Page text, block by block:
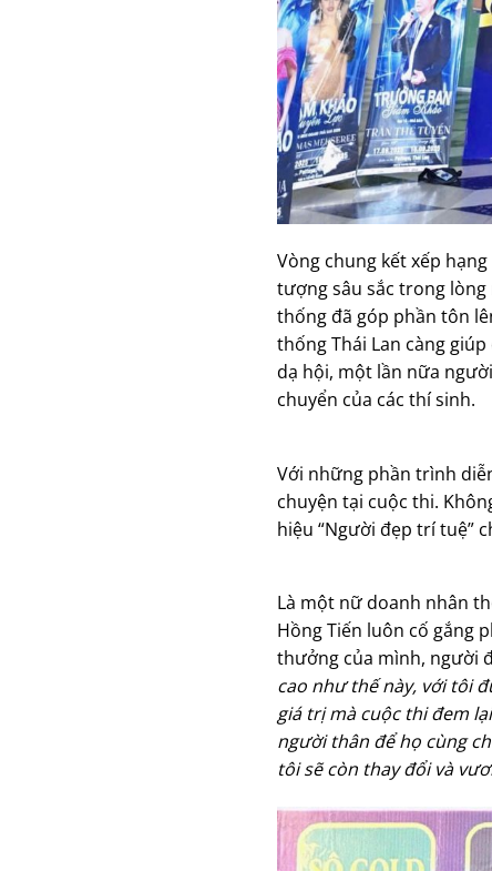
Vòng chung kết xếp
tượng sâu sắc trong
thống đã góp phần tôn
thống Thái Lan càng
dạ hội, một lần nữa
chuyển của các thí sinh.
Với những phần trình
chuyện tại cuộc thi.
hiệu “Người đẹp trí tuệ”
Là một nữ doanh nhân
Hồng Tiến luôn cố gắng
thưởng của mình, người
cao như thế này, với tôi
giá trị mà cuộc thi đem
người thân để họ cùng
tôi sẽ còn thay đổi và